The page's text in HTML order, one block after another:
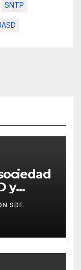
SNTP
y
SDE